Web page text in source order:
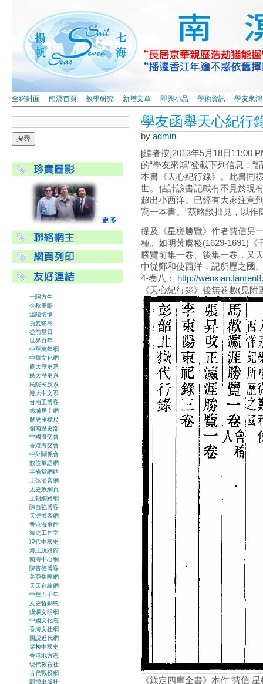
全網封面 南溟首頁 教學研究 新增文章 即興小品 學術資訊 學友來鴻
學友函舉天心紀行
by admin
[編者按]2013年5月18日11:00
的“學友來鴻”登載下列信息：
本書《天心紀行錄》。此書同
世。估計該書記載有不見於現
超出小西洋。已經有大家注意
寫一本書。”茲略談拙見，以作
提及《星槎勝覽》作者費信另
種。如明黃虞稷(1629-1691)《
勝覽前集一卷、後集一卷，又
中從鄭和使西洋，記所歷之國
4-卷八： http://
《天心紀行錄》後無卷數(見附
《欽定四庫全書》本作“費信
一陽方生
金秋重陽
溫陵情懷
負笈鷺島
從前當日
世界百年
中華萬年網
中華文化網
廈大歷史系
民大歷史系
民院民族系
港大中文系
台南王博客
銀城居士網
歷史座標尺
嶺南歷史部
中國海交會
香港海交會
中外關係會
數位華語網
半省堂網站
上弦清音網
太史政網頁
王朝網路網
陳自強博客
天涯博客網
香港海事館
海史工作室
現代中國史
海上絲路舘
南海中心網
陳杏德博客
美亞集團網
天天在線網
中華五千年
文史哲動態
燦爛文明網
中國文化院
香海文社網
圖説近代網
穿梭中國史
香港地方志
現代教育社
古代戰役網
閎博出版社